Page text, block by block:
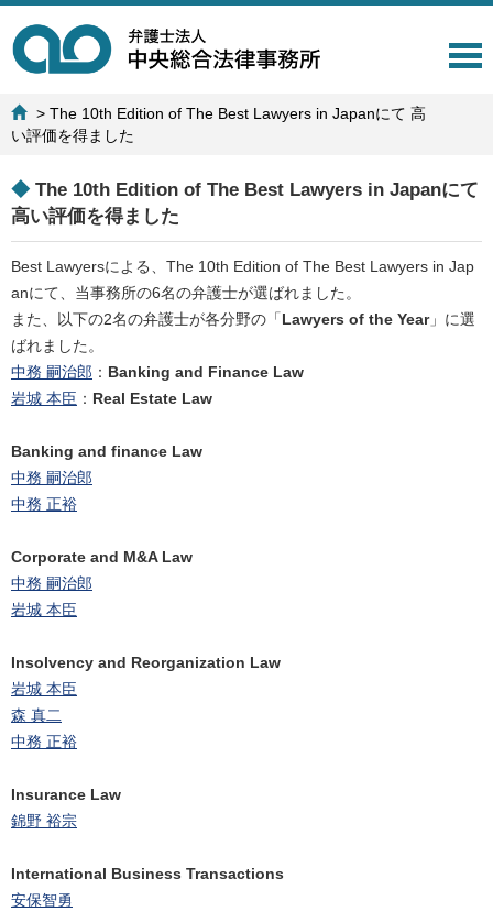
T
n
g
t
>The 10th Edition of The Best Lawyers in Japanにて 高
い評価を得ました
◆ The 10th Edition of The Best Lawyers in Japanにて
高い評価を得ました
Best Lawyersによる、The 10th Edition of The Best Lawyers in Jap
anにて、当事務所の6名の弁護士が選ばれました。
また、以下の2名の弁護士が各分野の「Lawyers of the Year」に選
ばれました。
中務 嗣治郎 ： Banking and Finance Law
岩城 本臣 ： Real Estate Law
Banking and finance Law
中務 嗣治郎
中務 正裕
Corporate and M&A Law
中務 嗣治郎
岩城 本臣
Insolvency and Reorganization Law
岩城 本臣
森 真二
中務 正裕
Insurance Law
錦野 裕宗
International Business Transactions
安保智勇